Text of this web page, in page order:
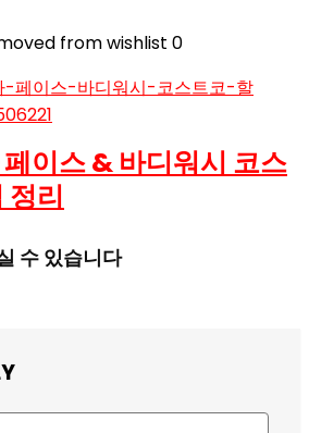
from wishlist 0
이스 & 바디워시 코스
정리
수 있습니다